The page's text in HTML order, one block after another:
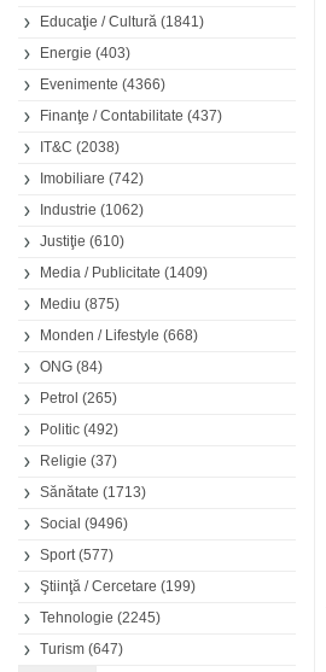
Educaţie / Cultură (1841)
Energie (403)
Evenimente (4366)
Finanţe / Contabilitate (437)
IT&C (2038)
Imobiliare (742)
Industrie (1062)
Justiţie (610)
Media / Publicitate (1409)
Mediu (875)
Monden / Lifestyle (668)
ONG (84)
Petrol (265)
Politic (492)
Religie (37)
Sănătate (1713)
Social (9496)
Sport(577)
Ştiinţă / Cercetare (199)
Tehnologie (2245)
Turism (647)